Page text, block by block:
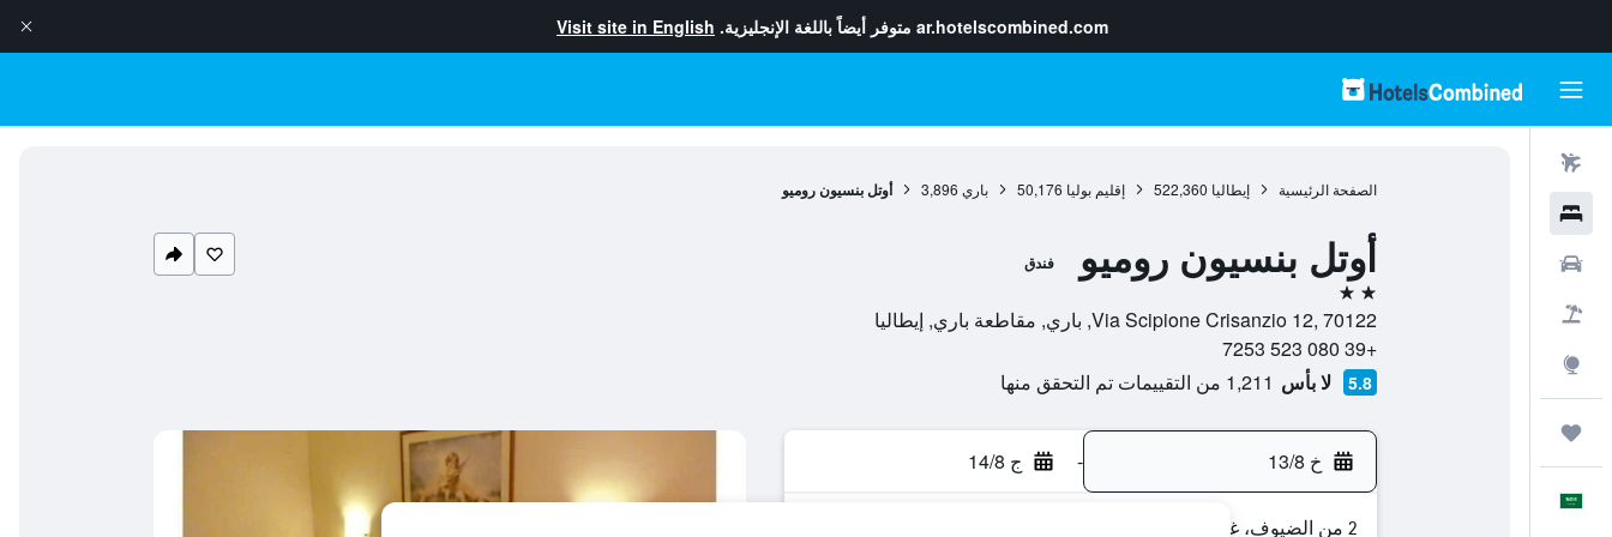
ar.hotelscombined.com متوفر أيضاً باللغة الإنجليزية. Visit site in English
الصفحة الرئيسية إيطاليا 522,360 إقليم بوليا 50,176 باري 3,896 أوتل بنسيون روميو
أوتل بنسيون روميو فندق
2 نجمتين
Via Scipione Crisanzio 12, 70122, باري, مقاطعة باري, إيطاليا
+39 080 523 7253
5.8 لا بأس 1,211 من التقييمات تم التحقق منها
خ 13/8 - ج 14/8
2 من الضيوف، غرفة واحدة